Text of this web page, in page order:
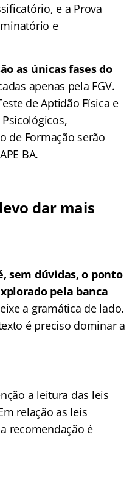
e a Prova
e
as únicas fases do
apenas pela FGV.
de Aptidão Física e
de Formação serão
BA.
dar mais
sem dúvidas, o ponto
pela banca
a gramática de lado.
é preciso dominar a
a leitura das leis
relação as leis
recomendação é